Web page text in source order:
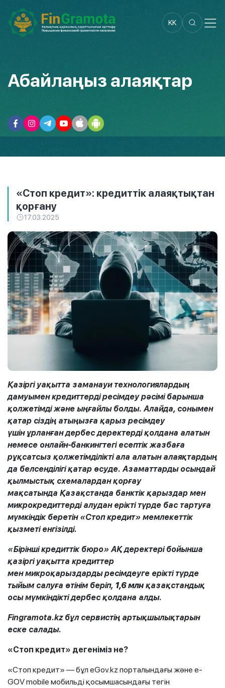
KK
Абайлаңыз алаяқтар
«Стоп кредит»: кредиттік алаяқтықтан
қорғану
17.03.2025
Қазіргі уақытта заманауи технологиялардың
дамуымен кредиттерді ресімдеу рәсімі барынша
қолжетімді және ыңғайлы болды. Алайда, сонымен
қатар сіздің атыңызға қарыз ресімдеу
үшін ұрланған дербес деректерді қолдана алатын
немесе онлайн-банкингтегіесептік жазбаға
рұқсатсыз қолжетімділіктіала алатын алаяқтардың
да белсенділігі қатар өсуде. Азаматтарды осындай
қылмыстық схемалардан қорғау
мақсатында Қазақстанда банктік қарыздар мен
микрокредиттерді алудан ерікті түрде бас тартуға
мүмкіндік беретін «Стоп кредит» мемлекеттік
қызметі енгізілді.
«Бірінші кредиттік бюро» АҚ деректері бойынша
қазіргі уақытта кредиттер
менмикроқарыздардыресімдеуге ерікті түрде
тыйым салуға өтінімберіп, 1,6 млн қазақстандық
осы мүмкіндікті дербес қолдана алды.
Fingramota.kz бұл сервистің артықшылықтарын
еске салады.
«Стоп кредит» дегеніміз не?
«Стоп кредит» — бұл eGov.kz порталындағы және е-
GOV mobile мобильді қосымшасындағы тегін